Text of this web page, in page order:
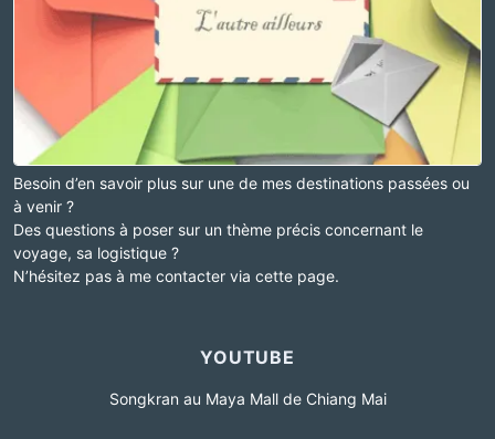
Besoin d’en savoir plus sur une de mes destinations passées ou
à venir ?
Des questions à poser sur un thème précis concernant le
voyage, sa logistique ?
N’hésitez pas à me contacter via cette page.
YOUTUBE
Songkran au Maya Mall de Chiang Mai